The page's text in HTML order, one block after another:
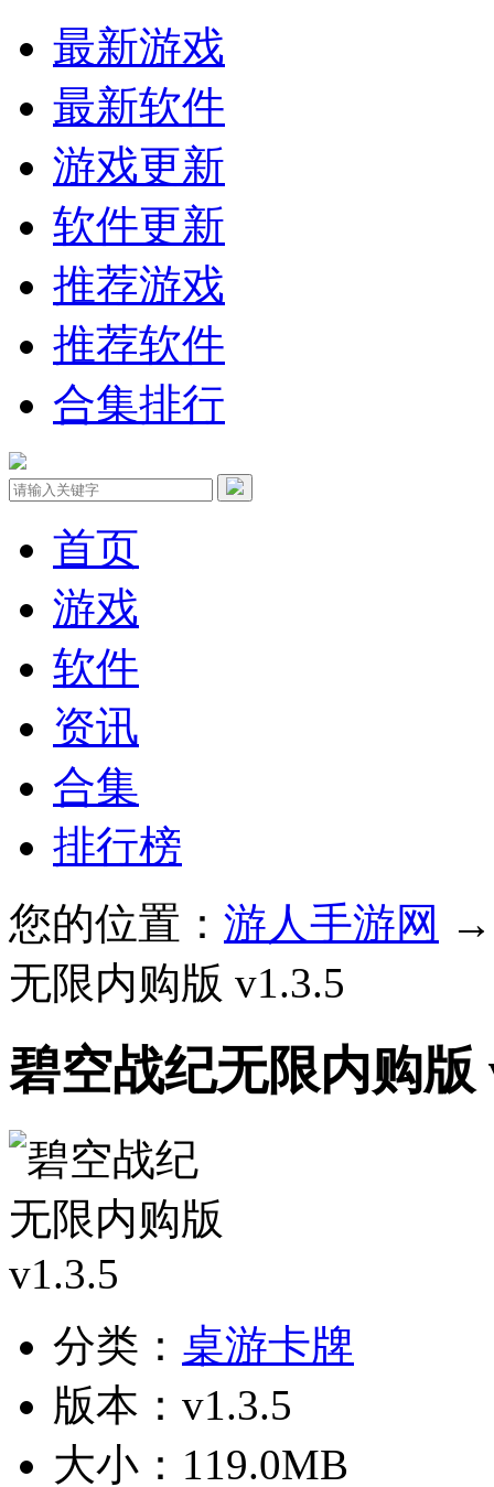
最新游戏
最新软件
游戏更新
软件更新
推荐游戏
推荐软件
合集排行
首页
游戏
软件
资讯
合集
排行榜
您的位置： 游人手游网
无限内购版 v1.3.5
碧空战纪无限内购版
分类： 桌游卡牌
版本：v1.3.5
大小：119.0MB